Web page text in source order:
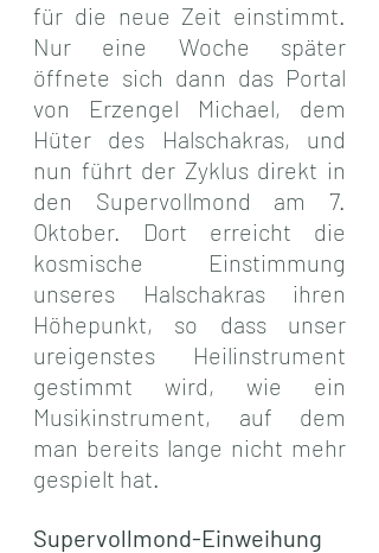
für die neue Zeit einstimmt.
Nur eine Woche später
öffnete sich dann das Portal
von Erzengel Michael, dem
Hüter des Halschakras, und
nun führt der Zyklus direkt in
den Supervollmond am 7.
Oktober. Dort erreicht die
kosmische Einstimmung
unseres Halschakras ihren
Höhepunkt, so dass unser
ureigenstes Heilinstrument
gestimmt wird, wie ein
Musikinstrument, auf dem
man bereits lange nicht mehr
gespielt hat.
Supervollmond-Einweihung